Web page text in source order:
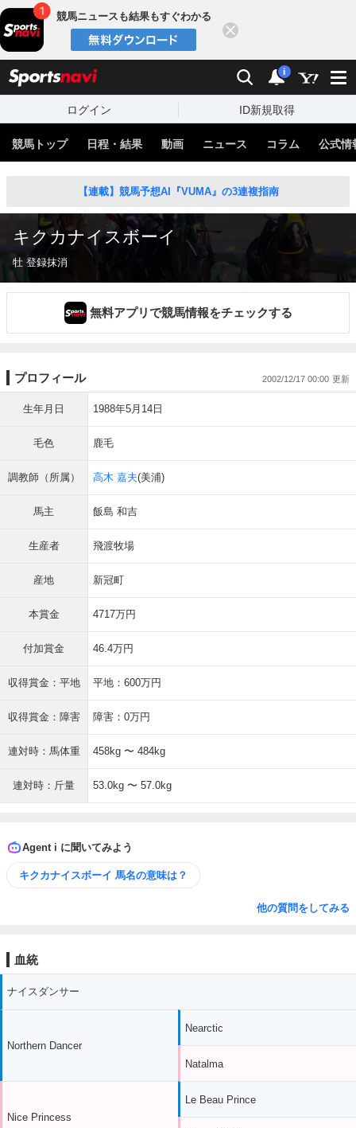
競馬ニュースも結果もすぐわかる
検索 通知
i
ログイン ID新規取得
競馬トップ 日程・結果 動画 ニュース コラム 公式情
【連載】競馬予想AI『VUMA』の3連複指南
キクカナイスボーイ
牡 登録抹消
無料アプリで競馬情報をチェックする
プロフィール 2002/12/17 00:00
生年月日 1988年5月14日
毛色 鹿毛
調教師（所属） 高木 嘉夫(美浦)
馬主 飯島 和吉
生産者 飛渡牧場
産地 新冠町
本賞金 4717万円
付加賞金 46.4万円
収得賞金：平地 平地：600万円
収得賞金：障害 障害：0万円
連対時：馬体重 458kg 〜 484kg
連対時：斤量 53.0kg 〜 57.0kg
Agent i に聞いてみよう
キクカナイスボーイ 馬名の意味は？
他の質問をしてみる
血統
ナイスダンサー
Northern Dancer
Nice Princess
Nearctic
Natalma
Le Beau Prince